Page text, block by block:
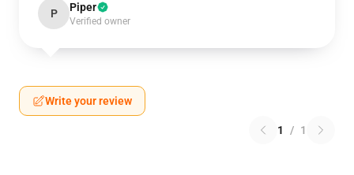
P Piper
Verified owner
Write your review
1 / 1